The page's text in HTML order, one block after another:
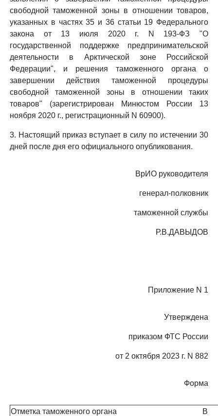
свободной таможенной зоны в отношении товаров,
указанных в частях 35 и 36 статьи 19 Федерального
закона от 13 июля 2020 г. N 193-ФЗ "О
государственной поддержке предпринимательской
деятельности в Арктической зоне Российской
Федерации", и решения таможенного органа о
завершении действия таможенной процедуры
свободной таможенной зоны в отношении таких
товаров" (зарегистрирован Минюстом России 13
ноября 2020 г., регистрационный N 60900).
3. Настоящий приказ вступает в силу по истечении 30
дней после дня его официального опубликования.
ВрИО руководителя
генерал-полковник
таможенной службы
Р.В.ДАВЫДОВ
Приложение N 1
Утверждена
приказом ФТС России
от 2 октября 2023 г. N 882
Форма
Отметка таможенного органа В